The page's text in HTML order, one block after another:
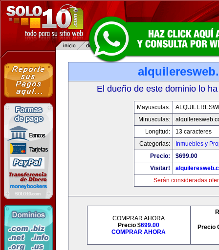
El dueño de este dominio lo
Mayusculas:
Minusculas:
Longitud:
13 caracteres
Categorias:
Inmuebles y
Precio:
$699.00
Visitar!
Serán consideradas
COMPRAR AHORA
Precio $699.00
COMPRAR AHORA
Precio